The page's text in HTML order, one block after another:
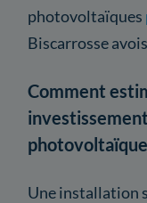
photovoltaïques
Biscarrosse
Comment
Une installation